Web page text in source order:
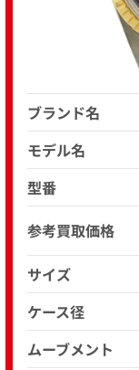
ブランド名
モデル名
型番
参考買取価格
サイズ
ケース径
ムーブメント